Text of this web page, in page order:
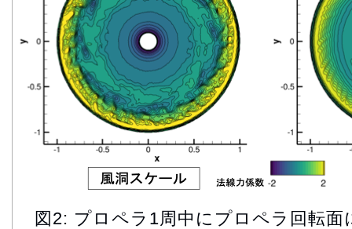
図2: プロペラ1周中にプロペラ回転面